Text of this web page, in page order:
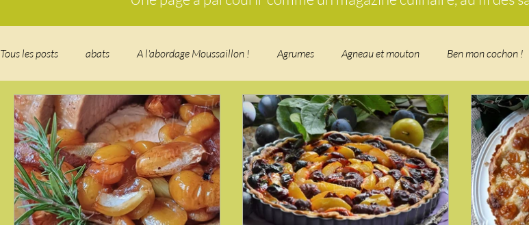
Tous les posts abats A l'abordage Moussaillon ! Agrumes Agneau et mouton Ben mon cochon !
Breakfast c'est la rentrée ! Chicken run Comfort food, les recettes doudou Coquillages et
cuisine des fleurs Cuisine du Camping Déjeuner sur l'herbe Desserts - glaces - pâtisserie Finger
Fondus de chocolat fruits à coque Garden Party - buffet - Verrines Gâteau d'anniversaire